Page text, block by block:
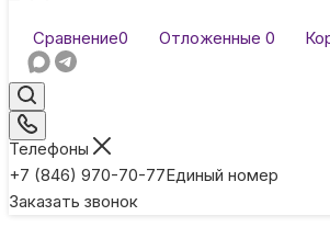
Сравнение0 Отложенные 0
Телефоны
+7 (846) 970-70-77Единый номер
Заказать звонок